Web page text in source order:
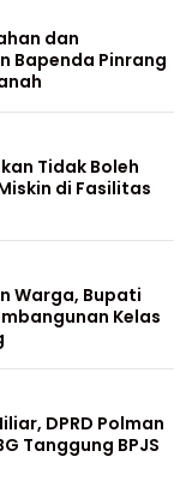
dan
Bapenda Pinrang
Tidak Boleh
di Fasilitas
Warga, Bupati
Kelas
DPRD Polman
Tanggung BPJS